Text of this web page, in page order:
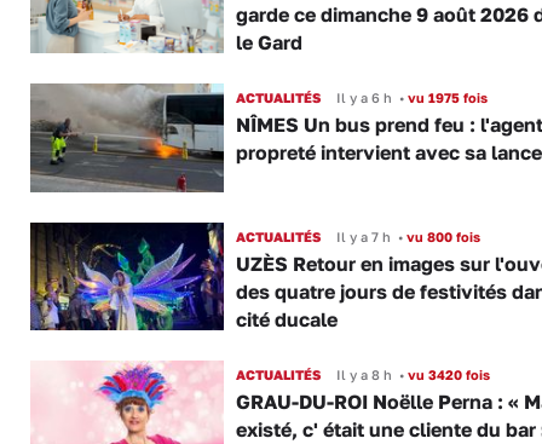
garde ce dimanche 9 août 2026
le Gard
ACTUALITÉS Il y a 6 h •vu 1975 fois
NÎMES Un bus prend feu :
propreté intervient avec sa lance
ACTUALITÉS Il y a 7 h •vu 800 fois
UZÈS Retour en images sur
des quatre jours de festivités
cité ducale
ACTUALITÉS Il y a 8 h •vu 3420 fois
GRAU-DU-ROI Noëlle Perna : «
existé, c' était une cliente du bar